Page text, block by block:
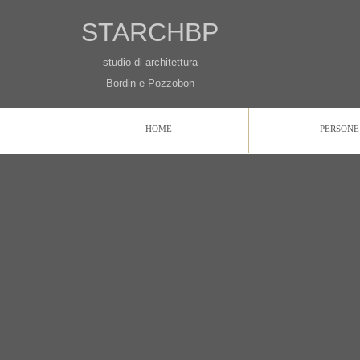
STARCHBP
studio di architettura
Bordin e Pozzobon
PROGETTI
HOME PERSONE